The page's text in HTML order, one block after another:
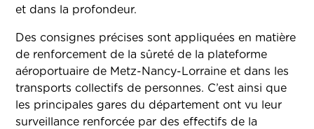
et dans la profondeur.
Des consignes précises sont appliquées en matière
de renforcement de la sûreté de la plateforme
aéroportuaire de Metz-Nancy-Lorraine et dans les
transports collectifs de personnes. C’est ainsi que
les principales gares du département ont vu leur
surveillance renforcée par des effectifs de la